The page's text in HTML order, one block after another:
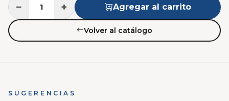
− + Agregar al carrito
Volver al catálogo
SUGERENCIAS